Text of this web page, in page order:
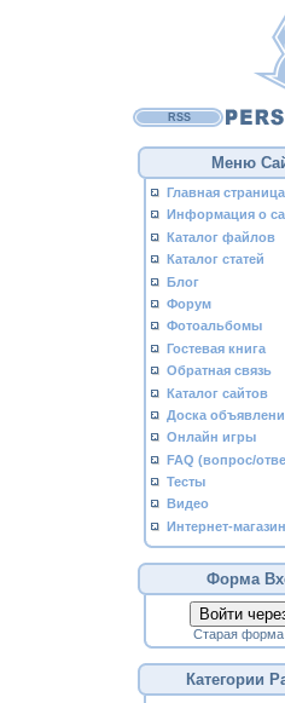
RSS
Меню
Главная страница
Информация о
Каталог файлов
Каталог статей
Блог
Форум
Фотоальбомы
Гостевая книга
Обратная связь
Каталог сайтов
Доска
Онлайн игры
FAQ (вопрос/
Тесты
Видео
Интернет-магазин
Форма
Войти
Старая форма
Категории